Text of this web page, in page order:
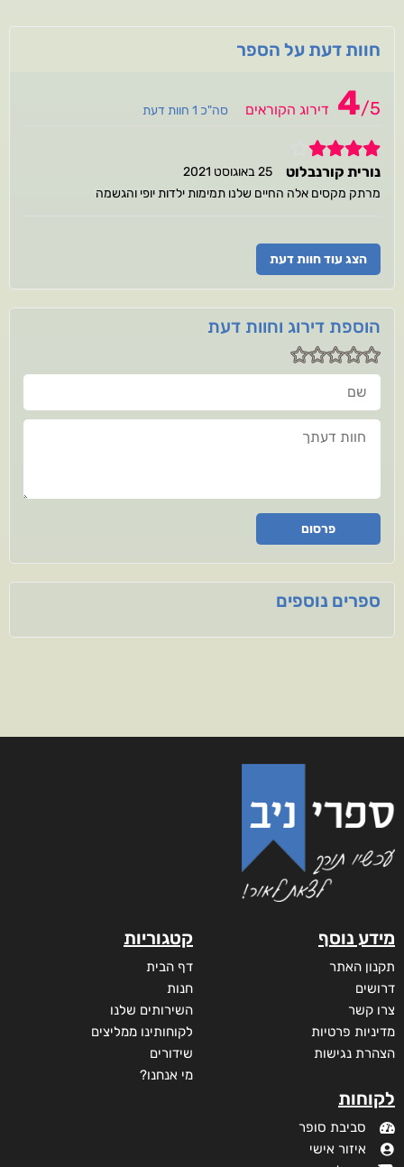
חוות דעת על הספר
4/5 דירוג הקוראים סה"כ 1 חוות דעת
4
נורית קורנבלוט
25 באוגוסט 2021
מרתק מקסים אלה החיים שלנו תמימות ילדות יופי והגשמה
הצג עוד חוות דעת
הוספת דירוג וחוות דעת
שם
חוות דעתך
פרסום
ספרים נוספים
מידע נוסף
תקנון האתר
דרושים
צרו קשר
מדיניות פרטיות
הצהרת נגישות
לקוחות
סביבת סופר
איזור אישי
קטגוריות
דף הבית
חנות
השירותים שלנו
לקוחותינו ממליצים
שידורים
מי אנחנו?